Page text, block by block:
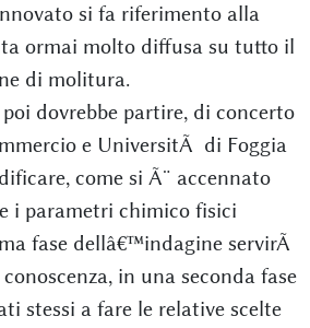
si fa riferimento alla
ormai molto diffusa su tutto il
di molitura.
dovrebbe partire, di concerto
e UniversitÃ di Foggia
come si Ã¨ accennato
i parametri chimico fisici
fase dellâ€™indagine servirÃ
in una seconda fase
stessi a fare le relative scelte